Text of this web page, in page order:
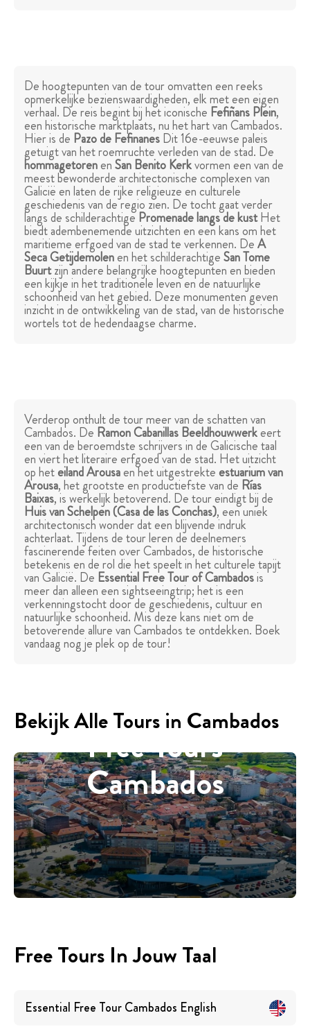
De hoogtepunten van de tour omvatten een reeks
opmerkelijke bezienswaardigheden, elk met een eigen
verhaal. De reis begint bij het iconische Fefiñans Plein,
een historische marktplaats, nu het hart van Cambados.
Hier is de Pazo de FefinanesDit 16e-eeuwse paleis
getuigt van het roemruchte verleden van de stad. De
hommagetorenenSan Benito Kerkvormen een van de
meest bewonderde architectonische complexen van
Galicië en laten de rijke religieuze en culturele
geschiedenis van de regio zien. De tocht gaat verder
langs de schilderachtigePromenade langs de kustHet
biedt adembenemende uitzichten en een kans om het
maritieme erfgoed van de stad te verkennen. DeA
Seca Getijdemolenen het schilderachtigeSan Tome
Buurtzijn andere belangrijke hoogtepunten en bieden
een kijkje in het traditionele leven en de natuurlijke
schoonheid van het gebied. Deze monumenten geven
inzicht in de ontwikkeling van de stad, van de historische
wortels tot de hedendaagse charme.
Verderop onthult de tour meer van de schatten van
Cambados. De Ramon Cabanillas Beeldhouwwerkeert
een van de beroemdste schrijvers in de Galicische taal
en viert het literaire erfgoed van de stad. Het uitzicht
op heteiland Arousaen het uitgestrekteestuarium van
Arousa, het grootste en productiefste van de Rías
Baixas, is werkelijk betoverend. De tour eindigt bij de
Huis van Schelpen(Casa de las Conchas), een uniek
architectonisch wonder dat een blijvende indruk
achterlaat. Tijdens de tour leren de deelnemers
fascinerende feiten over Cambados, de historische
betekenis en de rol die het speelt in het culturele tapijt
van Galicië. De Essential Free Tour of Cambadosis
meer dan alleen een sightseeingtrip; het is een
verkenningstocht door de geschiedenis, cultuur en
natuurlijke schoonheid. Mis deze kans niet om de
betoverende allure van Cambados te ontdekken. Boek
vandaag nog je plek op de tour!
Bekijk Alle Tours in Cambados
Free Tours
Cambados
Free Tours In Jouw Taal
Essential Free Tour Cambados English